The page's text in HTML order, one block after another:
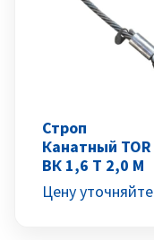
Строп
Канатный TOR
ВК 1,6 Т 2,0 М
Цену уточняйте